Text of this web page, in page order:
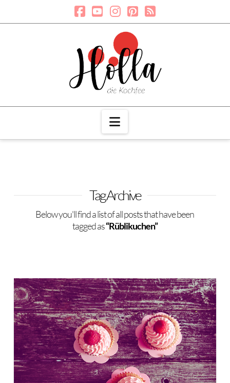
Navigation
Tag Archive
Below you'll find a list of all posts that have been
tagged as“Rüblikuchen”